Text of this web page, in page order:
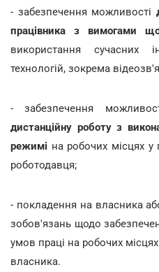
- забезпечення можливості
працівника з вимогами
використання сучасних
технологій, зокрема
- забезпечення
дистанційну роботу з
режимі на робочих місцях у
роботодавця;
- покладення на власника
зобов'язань щодо
умов праці на робочих
власника.